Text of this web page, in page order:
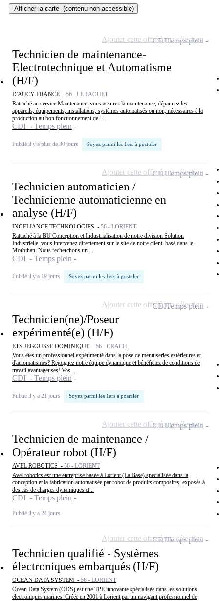
Afficher la carte (contenu non-accessible)
Technicien de maintenance-
Electrotechnique et Automatisme
(H/F)
D'AUCY FRANCE - 56 - LE FAOUET
Rattaché au service Maintenance, vous assurez la maintenance, dépannez les
appareils, équipements, installations, systèmes automatisés ou non, nécessaires à la
production au bon fonctionnement de...
CDI - Temps plein
Publié il y a plus de 30 jours Soyez parmi les 1ers à postuler
CDITemps plein
Ajouter cette offre à ma sélection
Technicien automaticien /
Technicienne automaticienne en
analyse (H/F)
INGELIANCE TECHNOLOGIES - 56 - LORIENT
Rattaché à la BU Conception et Industrialisation de notre division Solution
Industrielle, vous intervenez directement sur le site de notre client, basé dans le
Morbihan. Nous recherchons un...
CDI - Temps plein
Publié il y a 19 jours Soyez parmi les 1ers à postuler
CDITemps plein
Ajouter cette offre à ma sélection
Technicien(ne)/Poseur
expérimenté(e) (H/F)
ETS JEGOUSSE DOMINIQUE - 56 - CRACH
Vous êtes un professionnel expérimenté dans la pose de menuiseries extérieures et
d'automatismes? Rejoignez notre équipe dynamique et bénéficiez de conditions de
travail avantageuses! Vos...
CDI - Temps plein
Publié il y a 21 jours Soyez parmi les 1ers à postuler
CDITemps plein
Ajouter cette offre à ma sélection
Technicien de maintenance /
Opérateur robot (H/F)
AVEL ROBOTICS - 56 - LORIENT
Avel robotics est une entreprise basée à Lorient (La Base) spécialisée dans la
conception et la fabrication automatisée par robot de produits composites, exposés à
des cas de charges dynamiques et...
CDI - Temps plein
Publié il y a 24 jours
CDITemps plein
Ajouter cette offre à ma sélection
Technicien qualifié - Systèmes
électroniques embarqués (H/F)
OCEAN DATA SYSTEM - 56 - LORIENT
Ocean Data System (ODS) est une TPE innovante spécialisée dans les solutions
électroniques marines. Créée en 2001 à Lorient par un navigant professionnel de
CDITemps plein
Ajouter cette offre à ma sélection